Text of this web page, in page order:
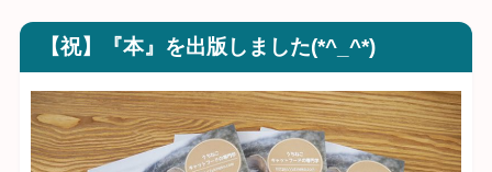
【祝】『本』を出版しました(*^_^*)